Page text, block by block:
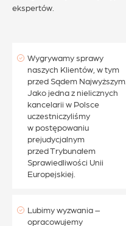
ekspertów.
Wygrywamy sprawy
naszych Klientów, w tym
przed Sądem Najwyższym.
Jako jedna z nielicznych
kancelarii w Polsce
uczestniczyliśmy
w postępowaniu
prejudycjalnym
przed Trybunałem
Sprawiedliwości Unii
Europejskiej.
Lubimy wyzwania –
opracowujemy